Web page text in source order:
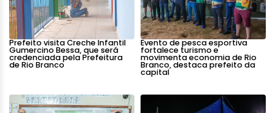
Prefeito visita Creche Infantil
Gumercino Bessa, que será
credenciada pela Prefeitura
de Rio Branco
Evento de pesca esportiva
fortalece turismo e
movimenta economia de Rio
Branco, destaca prefeito da
capital